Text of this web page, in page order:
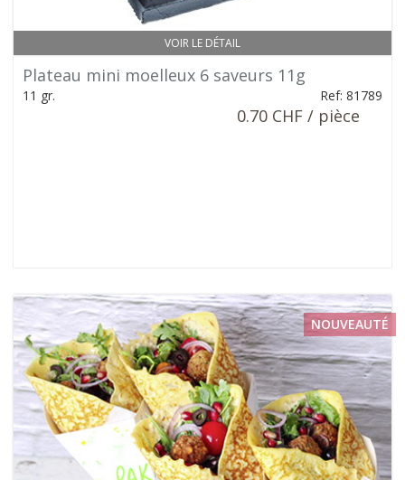
VOIR LE DÉTAIL
Plateau mini moelleux 6 saveurs 11g
11 gr. Ref: 81789
0.70 CHF / pièce
NOUVEAUTÉ